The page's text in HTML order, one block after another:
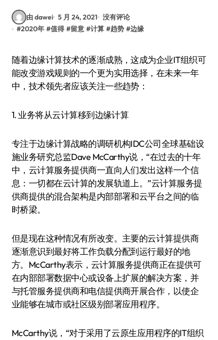
由 dawei 5 月 24, 2021 没有评论
#2020年 #值得 #留意 #计算 #趋势 #边缘
随着边缘计算技术的逐渐成熟，这成为企业IT组织可
能改变游戏规则的一个更为实用选择，在未来一年
中，技术领先者应该关注一些趋势：
1. 业务将从云计算移到边缘计算
专注于边缘计算战略的调研机构IDC公司全球基础设
施业务研究总监Dave McCarthy说，“在过去的十年
中，云计算服务提供商一直向人们发出这样一个信
息：一切都在云计算的发展轨道上。”云计算服务提
供商提供的混合架构是内部部署和云平台之间的临
时桥梁。
但是现在这种情况有所改变。主要的云计算提供商
逐渐意识到最好将工作负载分配到运行最好的地
方。McCarthy表示，云计算服务提供商正在提供可
在内部部署数据中心或设备上扩展的解决方案，并
与托管服务提供商和电信提供商开展合作，以使企
业能够在城市或社区级别部署应用程序。
McCarthy说，“对于采用了云原生应用程序的IT组织